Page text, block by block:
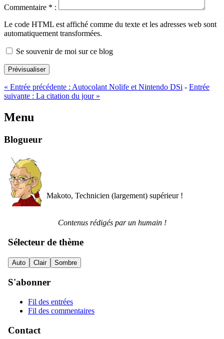
Commentaire * :
Le code HTML est affiché comme du texte et les adresses web sont
automatiquement transformées.
Se souvenir de moi sur ce blog
Prévisualiser
« Entrée précédente : Autocolant Nolife et Nintendo DSi - Entrée
suivante : La citation du jour»
Menu
Blogueur
Makoto, Technicien (largement) supérieur !
Contenus rédigés par un humain !
Sélecteur de thème
Auto Clair Sombre
S'abonner
Fil des entrées
Fil des commentaires
Contact